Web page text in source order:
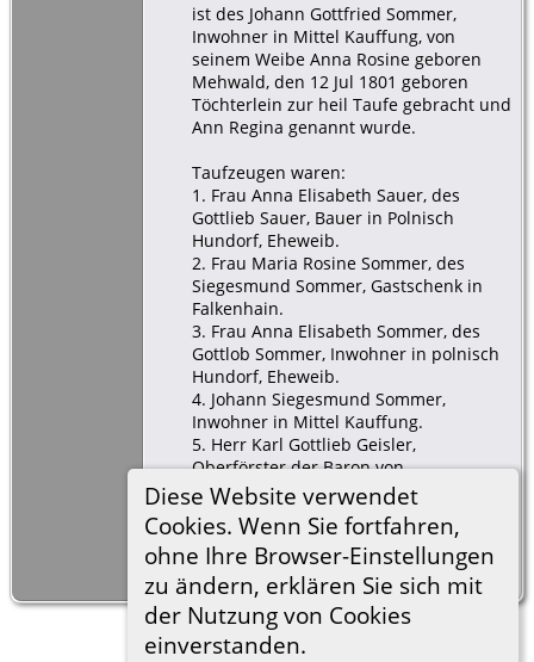
Diese Website verwendet
Cookies. Wenn Sie fortfahren,
ohne Ihre Browser-Einstellungen
zu ändern, erklären Sie sich mit
der Nutzung von Cookies
einverstanden.
ist des Johann Gottfried Sommer,
Inwohner in Mittel Kauffung, von
seinem Weibe Anna Rosine geboren
Mehwald, den 12 Jul 1801 geboren
Töchterlein zur heil Taufe gebracht und
Ann Regina genannt wurde.
Taufzeugen waren:
1. Frau Anna Elisabeth Sauer, des
Gottlieb Sauer, Bauer in Polnisch
Hundorf, Eheweib.
2. Frau Maria Rosine Sommer, des
Siegesmund Sommer, Gastschenk in
Falkenhain.
3. Frau Anna Elisabeth Sommer, des
Gottlob Sommer, Inwohner in polnisch
Hundorf, Eheweib.
4. Johann Siegesmund Sommer,
Inwohner in Mittel Kauffung.
5. Herr Karl Gottlieb Geisler,
Oberförster der Baron von
Throschkischen Güthern.
6. Johann Gottlieb Müller (Mueller),
Hofegaertner in Ober Kauffung.
Taufzeugin Nr.2